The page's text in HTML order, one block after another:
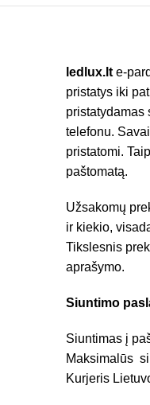
ledlux.lt e-
pristatys iki
pristatydamas
telefonu.
pristatomi.
paštomatą.
Užsakomų
ir kiekio,
Tikslesnis
aprašymo.
Siuntimo
Siuntimas į
Maksimalūs
Kurjeris